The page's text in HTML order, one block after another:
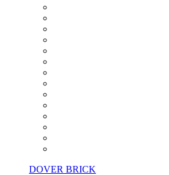
DOVER BRICK